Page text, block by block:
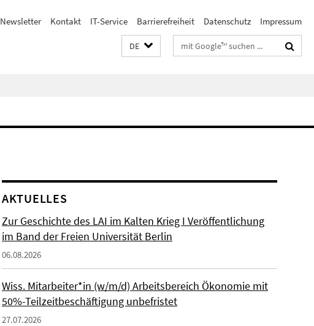
Newsletter Kontakt IT-Service Barrierefreiheit Datenschutz Impressum
DE Suchbegriffe
AKTUELLES
Zur Geschichte des LAI im Kalten Krieg I Veröffentlichung
im Band der Freien Universität Berlin
06.08.2026
Wiss. Mitarbeiter*in (w/m/d) Arbeitsbereich Ökonomie mit
50%-Teilzeitbeschäftigung unbefristet
27.07.2026